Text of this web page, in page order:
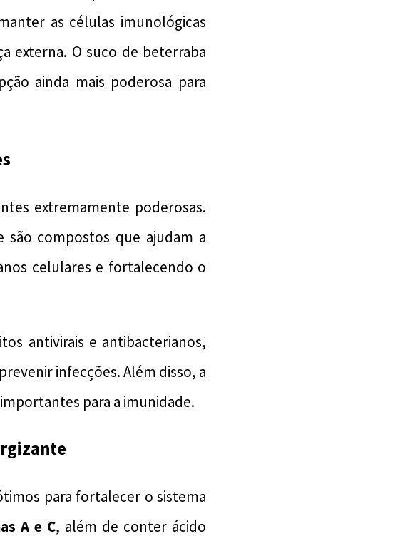
as células imunológicas
externa. O suco de beterraba
ainda mais poderosa para
extremamente poderosas.
são compostos que ajudam a
celulares e fortalecendo o
antivirais e antibacterianos,
infecções. Além disso, a
para a imunidade.
para fortalecer o sistema
A e C, além de conter ácido